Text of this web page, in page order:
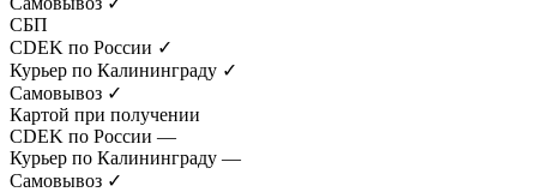
СБП
CDEK по России ✓
Курьер по Калининграду ✓
Самовывоз ✓
Картой при получении
CDEK по России —
Курьер по Калининграду —
Самовывоз ✓